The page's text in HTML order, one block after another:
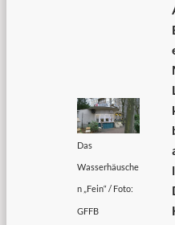
Das
Wasserhäusche
n „Fein“ / Foto:
GFFB